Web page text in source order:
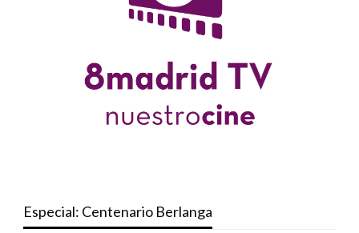
Especial: Centenario Berlanga